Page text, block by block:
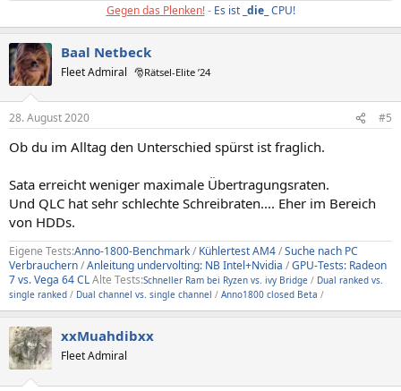
Gegen das Plenken!- Es ist _ die_ CPU!
Baal Netbeck
Fleet Admiral 🎅Rätsel-Elite ’24
28. August 2020 #5
Ob du im Alltag den Unterschied spürst ist fraglich.
Sata erreicht weniger maximale Übertragungsraten.
Und QLC hat sehr schlechte Schreibraten.... Eher im Bereich
von HDDs.
Eigene Tests:Anno-1800-Benchmark/ Kühlertest AM4/Suche nach PC
Verbrauchern/Anleitung undervolting: NB Intel+Nvidia /GPU-Tests: Radeon
7 vs. Vega 64 CLAlte Tests:Schneller Ram bei Ryzen vs. ivy Bridge / Dual ranked vs.
single ranked / Dual channel vs. single channel / Anno1800 closed Beta /
xxMuahdibxx
Fleet Admiral